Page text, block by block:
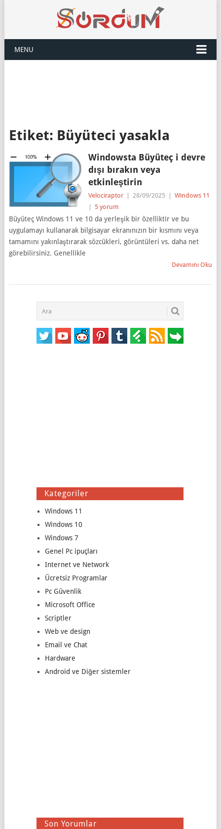
MENU
Etiket: Büyüteci yasakla
Windowsta Büyüteç i devre
dışı bırakın veya
etkinleştirin
Velociraptor 28/09/2025
Windows 11
5 yorum
Büyüteç Windows 11 ve 10 da yerleşik bir özelliktir ve bu
uygulamayı kullanarak bilgisayar ekranınızın bir kısmını veya
tamamını yakınlaştırarak sözcükleri, görüntüleri vs. daha net
görebilirsiniz. Genellikle
Devamını Oku
Kategoriler
Windows 11
Windows 10
Windows 7
Genel Pc ipuçları
Internet ve Network
Ücretsiz Programlar
Pc Güvenlik
Microsoft Office
Scriptler
Web ve design
Email ve Chat
Hardware
Android ve Diğer sistemler
Son Yorumlar